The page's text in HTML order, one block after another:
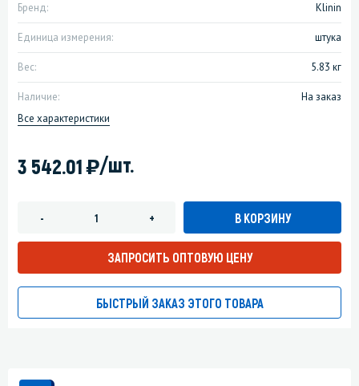
Бренд: Klinin
Единица измерения: штука
Вес: 5.83 кг
Наличие:
На заказ
Все характеристики
3 542.01)/шт.
- + В КОРЗИНУ
ЗАПРОСИТЬ ОПТОВУЮ ЦЕНУ
БЫСТРЫЙ ЗАКАЗ ЭТОГО ТОВАРА